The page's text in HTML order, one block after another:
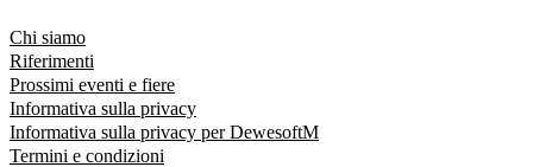
Chi siamo
Riferimenti
Prossimi eventi e fiere
Informativa sulla privacy
Informativa sulla privacy per DewesoftM
Termini e condizioni